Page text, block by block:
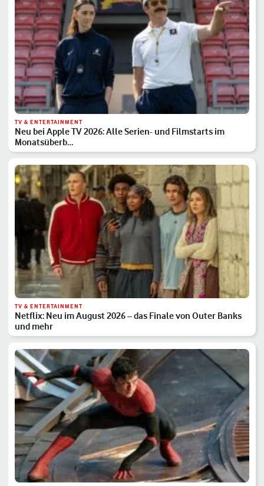
TV & ENTERTAINMENT
Neu bei Apple TV 2026: Alle Serien- und Filmstarts im
Monatsüberb…
TV & ENTERTAINMENT
Netflix: Neu im August 2026 – das Finale von Outer Banks
und mehr